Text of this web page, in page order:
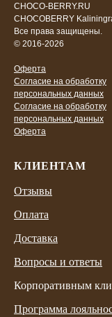
CHOCO-BERRY.RU
CHOCOBERRY
Все права защищены.
© 2016-2026
Оферта
Согласие на обработку
персональных данных
Согласие на обработку
персональных данных
Оферта
КЛИЕНТАМ
Отзывы
Оплата
Доставка
Вопросы и ответы
Корпоративным
Программа